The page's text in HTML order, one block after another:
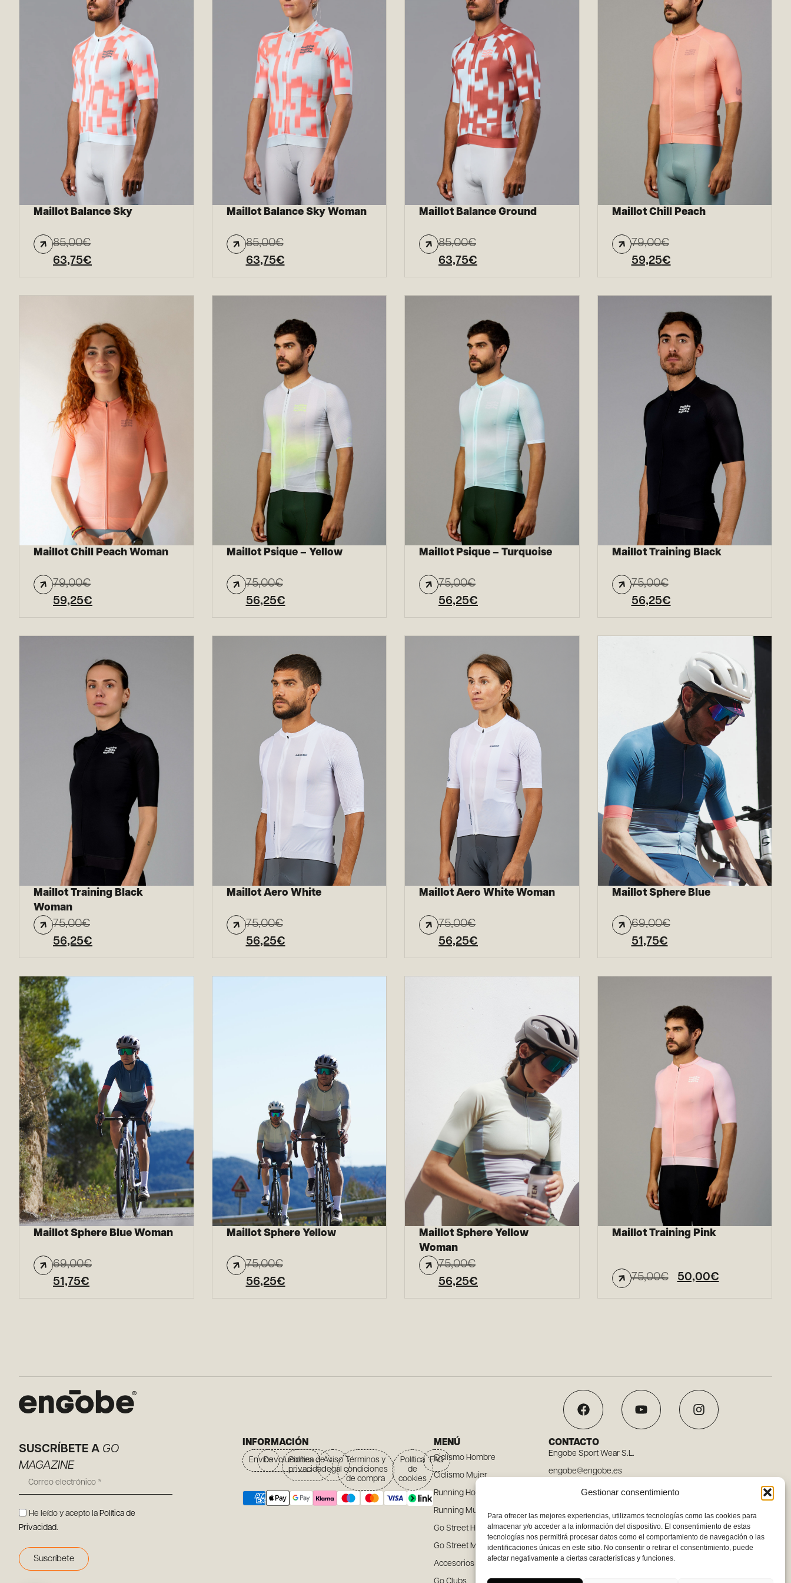
Gestionar consentimiento
Para ofrecer las mejores experiencias, utilizamos tecnologías como las cookies para
almacenar y/o acceder a la información del dispositivo. El consentimiento de estas
tecnologías nos permitirá procesar datos como el comportamiento de navegación o las
identificaciones únicas en este sitio. No consentir o retirar el consentimiento, puede
afectar negativamente a ciertas características y funciones.
Maillot Balance Sky
85,00€
63,75€
Maillot Balance Sky Woman
85,00€
63,75€
Maillot Balance Ground
85,00€
63,75€
Maillot Chill Peach
79,00€
59,25€
Maillot Chill Peach Woman
79,00€
59,25€
Maillot Psique – Yellow
75,00€
56,25€
Maillot Psique – Turquoise
75,00€
56,25€
Maillot Training Black
75,00€
56,25€
Maillot Training Black
Woman
75,00€
56,25€
Maillot Aero White
75,00€
56,25€
Maillot Aero White Woman
75,00€
56,25€
Maillot Sphere Blue
69,00€
51,75€
Maillot Sphere Blue Woman
69,00€
51,75€
Maillot Sphere Yellow
75,00€
56,25€
Maillot Sphere Yellow
Woman
75,00€
56,25€
Maillot Training Pink
75,00€ 50,00€
SUSCRÍBETE A GO
MAGAZINE
He leído y acepto la Política de
Privacidad.
Suscríbete
INFORMACIÓN
EnvíosDevoluciones
Política de
privacidad
Aviso
legal
Términos y
condiciones
de compra
Política
de
cookies
FAQ
MENÚ
Ciclismo Hombre
Ciclismo Mujer
Running Hombre
Running Mujer
Go Street Hombre
Go Street Mujer
Accesorios
CONTACTO
Engobe Sport Wear S.L.
engobe@engobe.es
Tel. 96 110 78 03